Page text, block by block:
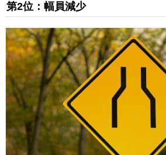
第2位：幅員減少